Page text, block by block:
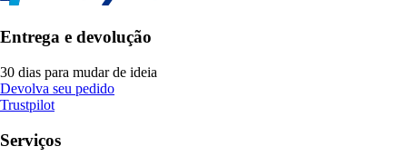
Entrega e devolução
30 dias para mudar de ideia
Devolva seu pedido
Trustpilot
Serviços